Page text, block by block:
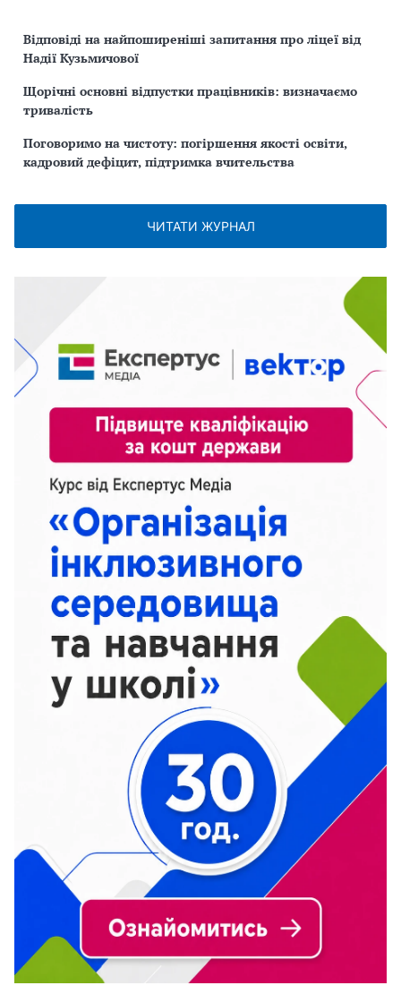
Відповіді на найпоширеніші запитання про ліцеї від
Надії Кузьмичової
Щорічні основні відпустки працівників: визначаємо
тривалість
Поговоримо на чистоту: погіршення якості освіти,
кадровий дефіцит, підтримка вчительства
ЧИТАТИ ЖУРНАЛ